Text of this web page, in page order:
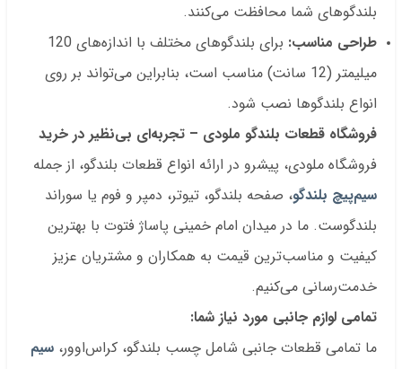
بلندگوهای شما محافظت می‌کنند.
طراحی مناسب:
برای بلندگوهای مختلف با اندازه‌های 120
میلیمتر (12 سانت) مناسب است، بنابراین می‌تواند بر روی
انواع بلندگوها نصب شود.
فروشگاه قطعات بلندگو ملودی – تجربه‌ای بی‌نظیر در خرید
فروشگاه ملودی، پیشرو در ارائه انواع قطعات بلندگو، از جمله
سیم‌پیچ بلندگو، صفحه بلندگو، تیوتر، دمپر و فوم یا سوراند
بلندگوست. ما در میدان امام خمینی پاساژ فتوت با بهترین
کیفیت و مناسب‌ترین قیمت به همکاران و مشتریان عزیز
خدمت‌رسانی می‌کنیم.
تمامی لوازم جانبی مورد نیاز شما:
ما تمامی قطعات جانبی شامل چسب بلندگو، کراس‌اوور، سیم